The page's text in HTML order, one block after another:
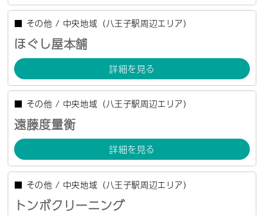
■ その他 / 中央地域（八王子駅周辺エリア）
ほぐし屋本舗
詳細を見る
■ その他 / 中央地域（八王子駅周辺エリア）
遠藤度量衡
詳細を見る
■ その他 / 中央地域（八王子駅周辺エリア）
トンボクリーニング